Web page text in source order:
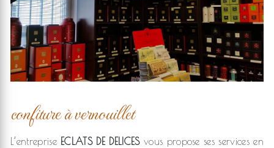
confiture à vernouillet
L’entreprise ECLATS DE DELICESvous propose ses services en